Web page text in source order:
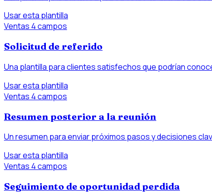
Usar esta plantilla
Ventas 4 campos
Solicitud de referido
Una plantilla para clientes satisfechos que podrían
Usar esta plantilla
Ventas 4 campos
Resumen posterior a la reunión
Un resumen para enviar próximos pasos y decisiones
Usar esta plantilla
Ventas 4 campos
Seguimiento de oportunidad perdida